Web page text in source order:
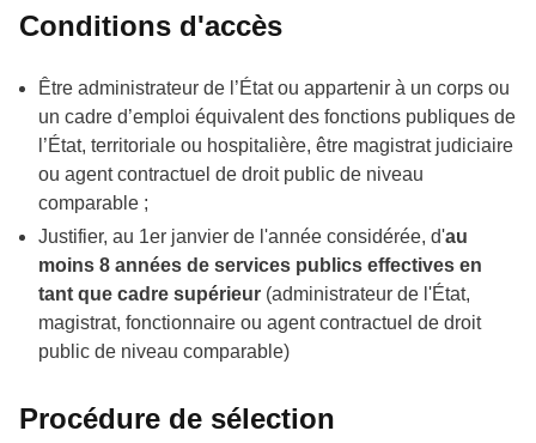
Conditions d'accès
Être administrateur de l’État ou appartenir à un corps ou
un cadre d’emploi équivalent des fonctions publiques de
l’État, territoriale ou hospitalière, être magistrat judiciaire
ou agent contractuel de droit public de niveau
comparable ;
Justifier, au 1er janvier de l'année considérée, d'au
moins 8 années de services publics effectives en
tant que cadre supérieur (administrateur de l'État,
magistrat, fonctionnaire ou agent contractuel de droit
public de niveau comparable)
Procédure de sélection